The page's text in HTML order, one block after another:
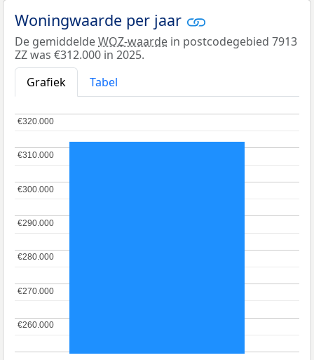
Woningwaarde per jaar
De gemiddeldeWOZ-waarde in postcodegebied 7913
ZZ was €312.000 in 2025.
Grafiek
Tabel
€260.000
€260.000
€270.000
€270.000
€280.000
€280.000
€290.000
€290.000
€300.000
€300.000
€310.000
€310.000
€320.000
€320.000